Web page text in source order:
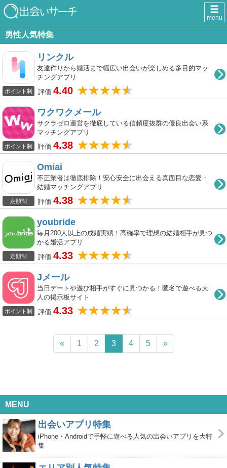
menu
男性人気特集
ポイント制
リンクル
友達作りから婚活まで幅広い出会いが楽しめる多目的マッ
チングアプリ
評価 4.40
ポイント制
ワクワクメール
サクラゼロ運営を徹底している信頼度抜群の優良出会い系
マッチングアプリ
評価 4.38
定額制
Omiai
不正業者は徹底排除！安心安全に出会える真面目な恋愛・
結婚マッチングアプリ
評価 4.38
定額制
youbride
毎月200人以上の成婚実績！高確率で理想の結婚相手が見つ
かる婚活アプリ
評価 4.33
ポイント制
Jメール
当日デートや遊び相手がすぐに見つかる！匿名で遊べる大
人の掲示板サイト
評価 4.33
« 1 2 3 4 5 »
MENU
出会いアプリ特集
iPhone・Androidで手軽に遊べる人気の出会いアプリを大特
集